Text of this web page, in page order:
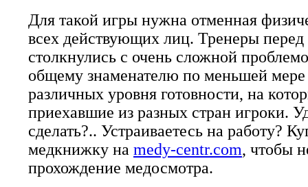
Для такой игры нужна отменная
всех действующих лиц. Тренеры
столкнулись с очень сложной
общему знаменателю по меньшей мере
различных уровня готовности, на
приехавшие из разных стран игроки.
сделать?.. Устраиваетесь на работу?
медкнижку на medy-centr.com, чтобы
прохождение медосмотра.